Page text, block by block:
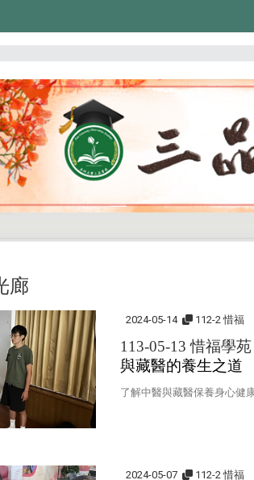
廊
2024-05-14 112-2 惜福
113-05-13 惜福學
與藏醫的養生之道
了解中醫與藏醫保養身心健
2024-05-07 112-2 惜福